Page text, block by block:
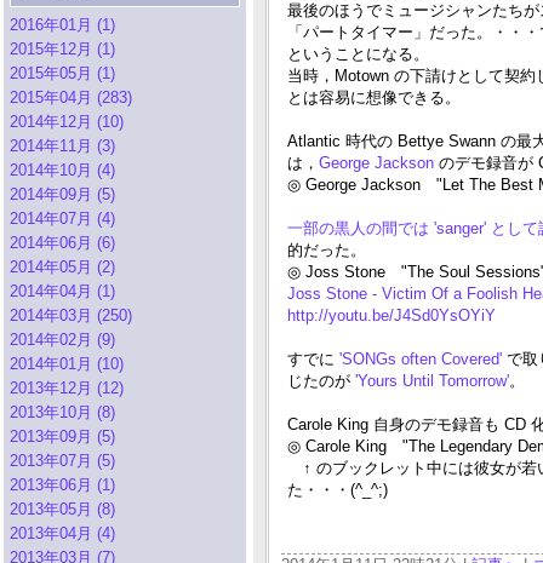
2016年01月 (1)
2015年12月 (1)
2015年05月 (1)
2015年04月 (283)
2014年12月 (10)
2014年11月 (3)
2014年10月 (4)
2014年09月 (5)
2014年07月 (4)
2014年06月 (6)
2014年05月 (2)
2014年04月 (1)
2014年03月 (250)
2014年02月 (9)
2014年01月 (10)
2013年12月 (12)
2013年10月 (8)
2013年09月 (5)
2013年07月 (5)
2013年06月 (1)
2013年05月 (8)
2013年04月 (4)
2013年03月 (7)
最後のほうでミュージシャンたち
「パートタイマー」だった。・・
ということになる。
当時，Motown の下請けとして契
とは容易に想像できる。
Atlantic 時代の Bettye Swann の最
は， George Jackson のデモ録音が
◎ George Jackson "Let The Best
一部の黒人の間では 'sanger' とし
的だった。
◎ Joss Stone "The Soul
Joss Stone - Victim Of a Foolish
http://youtu.be/J4Sd0YsOYiY
すでに 'SONGs often Covered' で取
じたのが 'Yours Until Tomorrow'。
Carole King 自身のデモ録音も CD
◎ Carole King "The Legendary
↑ のブックレット中には彼女が若
た・・・(^_^;)